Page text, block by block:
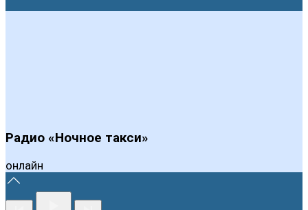
Радио «Ночное такси»
онлайн